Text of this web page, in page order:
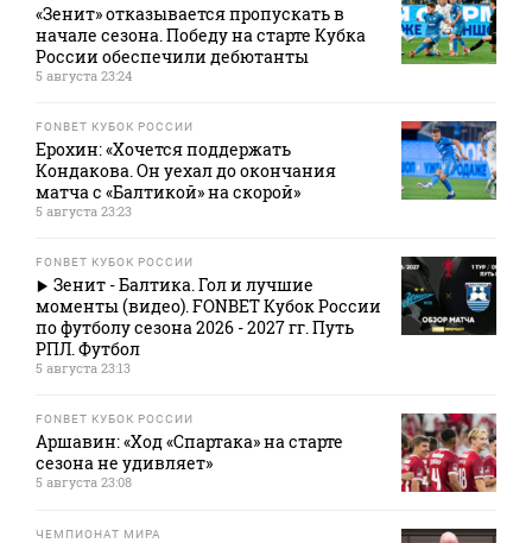
«Зенит» отказывается пропускать в
начале сезона. Победу на старте Кубка
России обеспечили дебютанты
5 августа 23:24
FONBET КУБОК РОССИИ
Ерохин: «Хочется поддержать
Кондакова. Он уехал до окончания
матча с «Балтикой» на скорой»
5 августа 23:23
FONBET КУБОК РОССИИ
Зенит - Балтика. Гол и лучшие
моменты (видео). FONBET Кубок России
по футболу сезона 2026 - 2027 гг. Путь
РПЛ. Футбол
5 августа 23:13
FONBET КУБОК РОССИИ
Аршавин: «Ход «Спартака» на старте
сезона не удивляет»
5 августа 23:08
ЧЕМПИОНАТ МИРА